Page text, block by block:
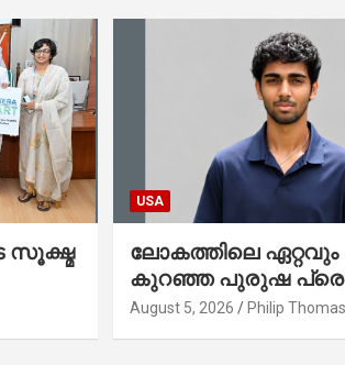
സൂക്ഷ്മ
USA
ലോകത്തിലെ ഏറ്റവും
കുറഞ്ഞ പുരുഷ
ഇനി അമേരിക്കൻ
August 5, 2026 Philip Thomas